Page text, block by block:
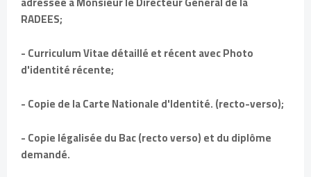
RADEES;
- Curriculum Vitae détaillé et récent avec Photo
d'identité récente;
- Copie de la Carte Nationale d'Identité. (recto-verso);
- Copie légalisée du Bac (recto verso) et du diplôme
demandé.